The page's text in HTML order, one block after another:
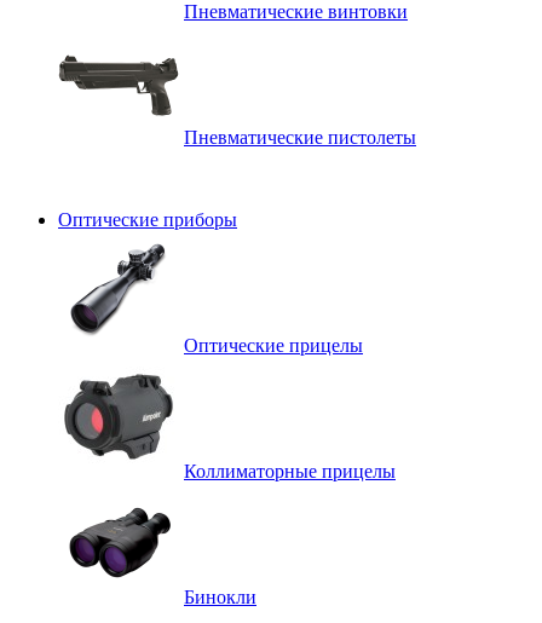
Пневматические винтовки
Пневматические пистолеты
Оптические приборы
Оптические прицелы
Коллиматорные прицелы
Бинокли